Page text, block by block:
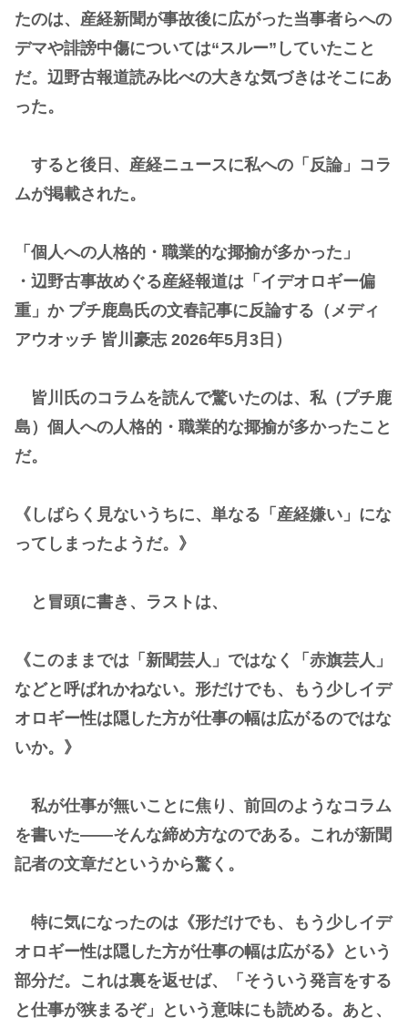
たのは、産経新聞が事故後に広がった当事者らへの
デマや誹謗中傷については“スルー”していたこと
だ。辺野古報道読み比べの大きな気づきはそこにあ
った。
すると後日、産経ニュースに私への「反論」コラ
ムが掲載された。
「個人への人格的・職業的な揶揄が多かった」
・辺野古事故めぐる産経報道は「イデオロギー偏
重」か プチ鹿島氏の文春記事に反論する（メディ
アウオッチ 皆川豪志 2026年5月3日）
皆川氏のコラムを読んで驚いたのは、私（プチ鹿
島）個人への人格的・職業的な揶揄が多かったこと
だ。
《しばらく見ないうちに、単なる「産経嫌い」にな
ってしまったようだ。》
と冒頭に書き、ラストは、
《このままでは「新聞芸人」ではなく「赤旗芸人」
などと呼ばれかねない。形だけでも、もう少しイデ
オロギー性は隠した方が仕事の幅は広がるのではな
いか。》
私が仕事が無いことに焦り、前回のようなコラム
を書いた――そんな締め方なのである。これが新聞
記者の文章だというから驚く。
特に気になったのは《形だけでも、もう少しイデ
オロギー性は隠した方が仕事の幅は広がる》という
部分だ。これは裏を返せば、「そういう発言をする
と仕事が狭まるぞ」という意味にも読める。あと、